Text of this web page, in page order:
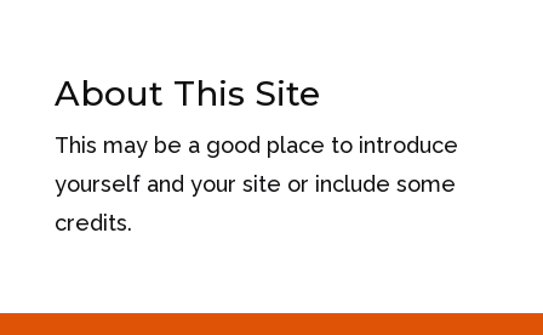
About This Site
This may be a good place to introduce
yourself and your site or include some
credits.